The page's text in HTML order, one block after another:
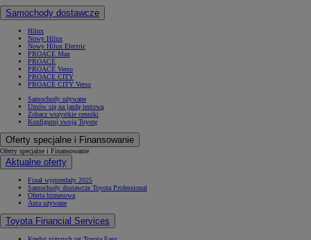
Samochody dostawcze
Hilux
Nowy Hilux
Nowy Hilux Electric
PROACE Max
PROACE
PROACE Verso
PROACE CITY
PROACE CITY Verso
Samochody używane
Umów się na jazdę testową
Zobacz wszystkie cenniki
Konfiguruj swoją Toyotę
Oferty specjalne i Finansowanie
Oferty specjalne i Finansowanie
Aktualne oferty
Finał wyprzedaży 2025
Samochody dostawcze Toyota Professional
Oferta biznesowa
Auta używane
Toyota Financial Services